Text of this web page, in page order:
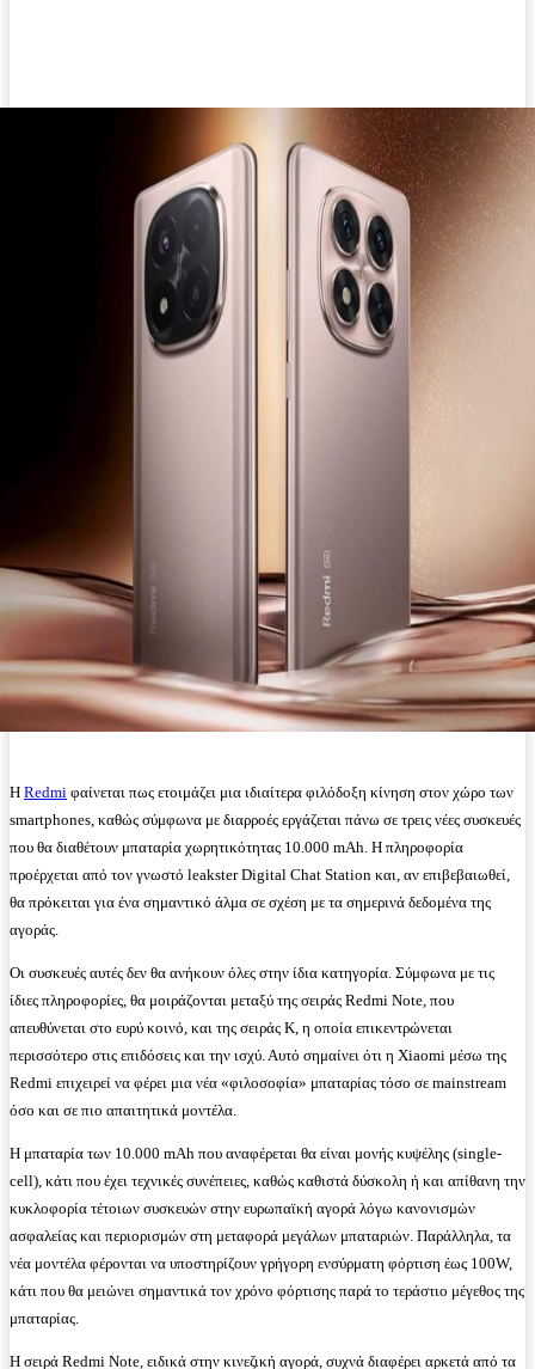
Η Redmi φαίνεται πως ετοιμάζει μια ιδιαίτερα φιλόδοξη κίνηση στον χώρο των
smartphones, καθώς σύμφωνα με διαρροές εργάζεται πάνω σε τρεις νέες συσκευές
που θα διαθέτουν μπαταρία χωρητικότητας 10.000 mAh. Η πληροφορία
προέρχεται από τον γνωστό leakster Digital Chat Station και, αν επιβεβαιωθεί,
θα πρόκειται για ένα σημαντικό άλμα σε σχέση με τα σημερινά δεδομένα της
αγοράς.
Οι συσκευές αυτές δεν θα ανήκουν όλες στην ίδια κατηγορία. Σύμφωνα με τις
ίδιες πληροφορίες, θα μοιράζονται μεταξύ της σειράς Redmi Note, που
απευθύνεται στο ευρύ κοινό, και της σειράς K, η οποία επικεντρώνεται
περισσότερο στις επιδόσεις και την ισχύ. Αυτό σημαίνει ότι η Xiaomi μέσω της
Redmi επιχειρεί να φέρει μια νέα «φιλοσοφία» μπαταρίας τόσο σε mainstream
όσο και σε πιο απαιτητικά μοντέλα.
Η μπαταρία των 10.000 mAh που αναφέρεται θα είναι μονής κυψέλης (single-
cell), κάτι που έχει τεχνικές συνέπειες, καθώς καθιστά δύσκολη ή και απίθανη την
κυκλοφορία τέτοιων συσκευών στην ευρωπαϊκή αγορά λόγω κανονισμών
ασφαλείας και περιορισμών στη μεταφορά μεγάλων μπαταριών. Παράλληλα, τα
νέα μοντέλα φέρονται να υποστηρίζουν γρήγορη ενσύρματη φόρτιση έως 100W,
κάτι που θα μειώνει σημαντικά τον χρόνο φόρτισης παρά το τεράστιο μέγεθος της
μπαταρίας.
Η σειρά Redmi Note, ειδικά στην κινεζική αγορά, συχνά διαφέρει αρκετά από τα